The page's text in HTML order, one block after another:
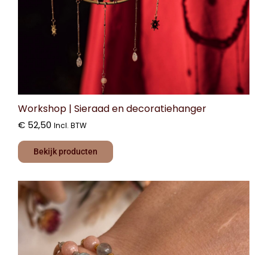
Workshop | Sieraad en decoratiehanger
€ 52,50 Incl. BTW
Bekijk producten